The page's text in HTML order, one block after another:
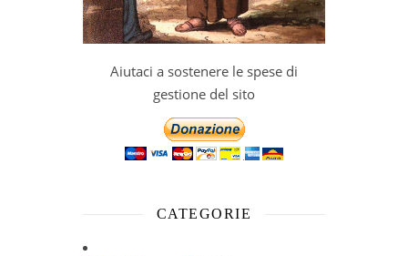
Aiutaci a sostenere le spese di
gestione del sito
CATEGORIE